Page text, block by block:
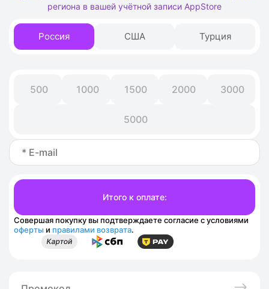
региона в вашей учётной записи AppStore
Совершая покупку вы подтверждаете согласие с условиями
оферты и правилами возврата.
Россия США Турция
500 1000 1500 2000 3000
5000